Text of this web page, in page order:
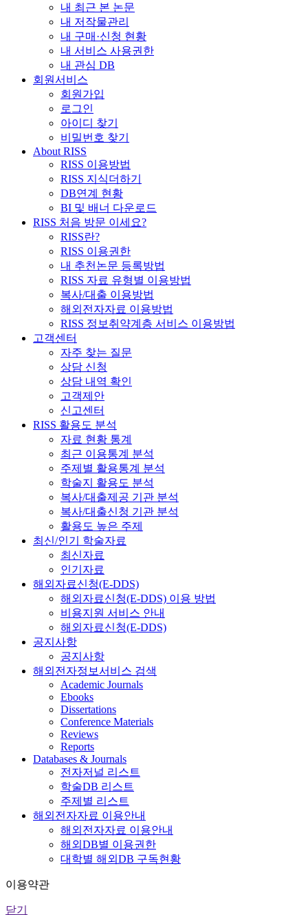
내 최근 본 논문
내 저작물관리
내 구매·신청 현황
내 서비스 사용권한
내 관심 DB
회원서비스
회원가입
로그인
아이디 찾기
비밀번호 찾기
About RISS
RISS 이용방법
RISS 지식더하기
DB연계 현황
BI 및 배너 다운로드
RISS 처음 방문 이세요?
RISS란?
RISS 이용권한
내 추천논문 등록방법
RISS 자료 유형별 이용방법
복사/대출 이용방법
해외전자자료 이용방법
RISS 정보취약계층 서비스 이용방법
고객센터
자주 찾는 질문
상담 신청
상담 내역 확인
고객제안
신고센터
RISS 활용도 분석
자료 현황 통계
최근 이용통계 분석
주제별 활용통계 분석
학술지 활용도 분석
복사/대출제공 기관 분석
복사/대출신청 기관 분석
활용도 높은 주제
최신/인기 학술자료
최신자료
인기자료
해외자료신청(E-DDS)
해외자료신청(E-DDS) 이용 방법
비용지원 서비스 안내
해외자료신청(E-DDS)
공지사항
공지사항
해외전자정보서비스 검색
Academic Journals
Ebooks
Dissertations
Conference Materials
Reviews
Reports
Databases & Journals
전자저널 리스트
학술DB 리스트
주제별 리스트
해외전자자료 이용안내
해외전자자료 이용안내
해외DB별 이용권한
대학별 해외DB 구독현황
이용약관
닫기